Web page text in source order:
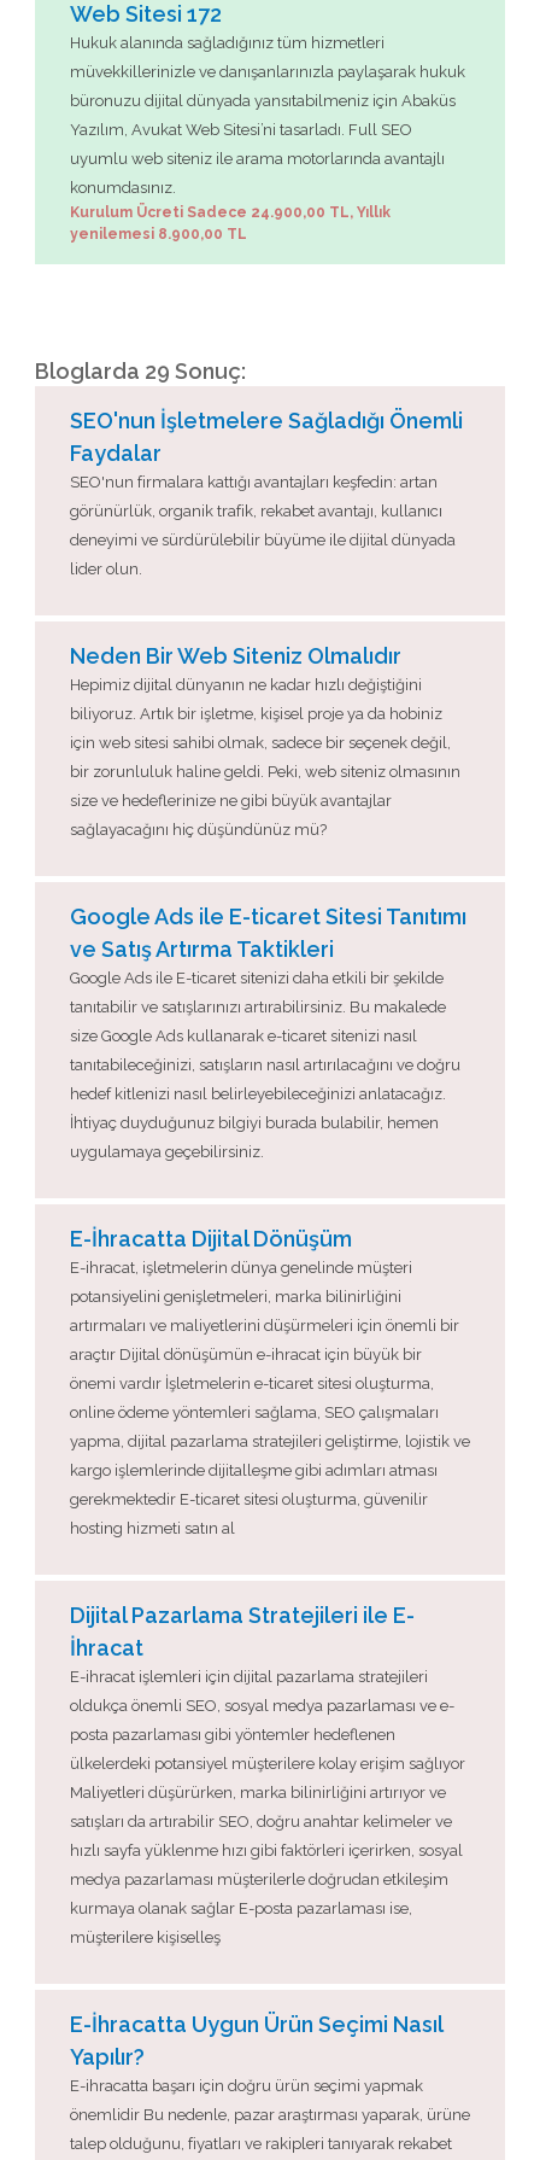
Web Sitesi 172
Hukuk alanında sağladığınız tüm hizmetleri
müvekkillerinizle ve danışanlarınızla paylaşarak hukuk
büronuzu dijital dünyada yansıtabilmeniz için Abaküs
Yazılım, Avukat Web Sitesi’ni tasarladı. Full SEO
uyumlu web siteniz ile arama motorlarında avantajlı
konumdasınız.
Kurulum Ücreti Sadece 24.900,00 TL, Yıllık
yenilemesi 8.900,00 TL
Bloglarda 29 Sonuç:
SEO'nun İşletmelere Sağladığı Önemli
Faydalar
SEO'nun firmalara kattığı avantajları keşfedin: artan
görünürlük, organik trafik, rekabet avantajı, kullanıcı
deneyimi ve sürdürülebilir büyüme ile dijital dünyada
lider olun.
Neden Bir Web Siteniz Olmalıdır
Hepimiz dijital dünyanın ne kadar hızlı değiştiğini
biliyoruz. Artık bir işletme, kişisel proje ya da hobiniz
için web sitesi sahibi olmak, sadece bir seçenek değil,
bir zorunluluk haline geldi. Peki, web siteniz olmasının
size ve hedeflerinize ne gibi büyük avantajlar
sağlayacağını hiç düşündünüz mü?
Google Ads ile E-ticaret Sitesi Tanıtımı
ve Satış Artırma Taktikleri
Google Ads ile E-ticaret sitenizi daha etkili bir şekilde
tanıtabilir ve satışlarınızı artırabilirsiniz. Bu makalede
size Google Ads kullanarak e-ticaret sitenizi nasıl
tanıtabileceğinizi, satışların nasıl artırılacağını ve doğru
hedef kitlenizi nasıl belirleyebileceğinizi anlatacağız.
İhtiyaç duyduğunuz bilgiyi burada bulabilir, hemen
uygulamaya geçebilirsiniz.
E-İhracatta Dijital Dönüşüm
E-ihracat, işletmelerin dünya genelinde müşteri
potansiyelini genişletmeleri, marka bilinirliğini
artırmaları ve maliyetlerini düşürmeleri için önemli bir
araçtır Dijital dönüşümün e-ihracat için büyük bir
önemi vardır İşletmelerin e-ticaret sitesi oluşturma,
online ödeme yöntemleri sağlama, SEO çalışmaları
yapma, dijital pazarlama stratejileri geliştirme, lojistik ve
kargo işlemlerinde dijitalleşme gibi adımları atması
gerekmektedir E-ticaret sitesi oluşturma, güvenilir
hosting hizmeti satın al
Dijital Pazarlama Stratejileri ile E-
İhracat
E-ihracat işlemleri için dijital pazarlama stratejileri
oldukça önemli SEO, sosyal medya pazarlaması ve e-
posta pazarlaması gibi yöntemler hedeflenen
ülkelerdeki potansiyel müşterilere kolay erişim sağlıyor
Maliyetleri düşürürken, marka bilinirliğini artırıyor ve
satışları da artırabilir SEO, doğru anahtar kelimeler ve
hızlı sayfa yüklenme hızı gibi faktörleri içerirken, sosyal
medya pazarlaması müşterilerle doğrudan etkileşim
kurmaya olanak sağlar E-posta pazarlaması ise,
müşterilere kişiselleş
E-İhracatta Uygun Ürün Seçimi Nasıl
Yapılır?
E-ihracatta başarı için doğru ürün seçimi yapmak
önemlidir Bu nedenle, pazar araştırması yaparak, ürüne
talep olduğunu, fiyatları ve rakipleri tanıyarak rekabet